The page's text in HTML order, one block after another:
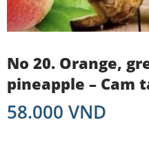
No 20. Orange,
pineapple – Cam
58.000 VND